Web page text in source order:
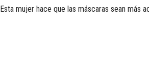
Esta mujer hace que las máscaras sean más